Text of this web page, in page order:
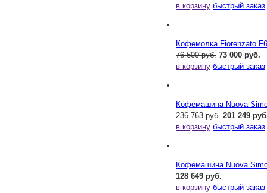
в корзину быстрый заказ
Кофемолка Fiorenzato
76 600 руб. 73 000 руб.
в корзину быстрый заказ
Кофемашина Nuova
236 763 руб. 201 249
в корзину быстрый заказ
Кофемашина Nuova
128 649 руб.
в корзину быстрый заказ